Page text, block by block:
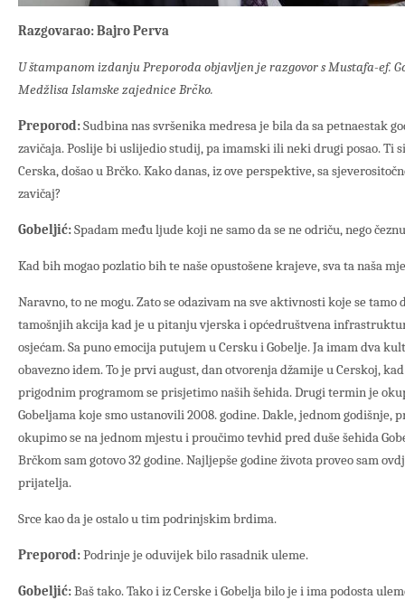
Razgovarao: Bajro Perva
U štampanom izdanju Preporoda objavljen je razgovor s Mustafa-ef.
Medžlisa Islamske zajednice Brčko.
Preporod:Sudbina nas svršenika medresa je bila da sa petnaestak
zavičaja. Poslije bi uslijedio studij, pa imamski ili neki drugi posao. Ti
Cerska, došao u Brčko. Kako danas, iz ove perspektive, sa
zavičaj?
Gobeljić:Spadam među ljude koji ne samo da se ne odriču, nego
Kad bih mogao pozlatio bih te naše opustošene krajeve, sva ta naša
Naravno, to ne mogu. Zato se odazivam na sve aktivnosti koje se tamo
tamošnjih akcija kad je u pitanju vjerska i općedruštvena
osjećam. Sa puno emocija putujem u Cersku i Gobelje. Ja imam dva
obavezno idem. To je prvi august, dan otvorenja džamije u Cerskoj,
prigodnim programom se prisjetimo naših šehida. Drugi termin je
Gobeljama koje smo ustanovili 2008. godine. Dakle, jednom godišnje,
okupimo se na jednom mjestu i proučimo tevhid pred duše šehida
Brčkom sam gotovo 32 godine. Najljepše godine života proveo sam
prijatelja.
Srce kao da je ostalo u tim podrinjskim brdima.
Preporod:Podrinje je oduvijek bilo rasadnik uleme.
Gobeljić:Baš tako. Tako i iz Cerske i Gobelja bilo je i ima podosta